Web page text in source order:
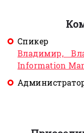
Спикер
Владимир,
Information